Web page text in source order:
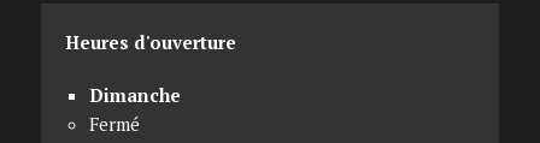
Heures d'ouverture
Dimanche
Fermé